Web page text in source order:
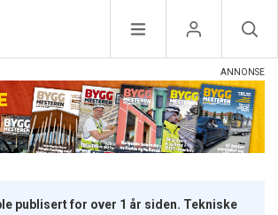
publisert for over 1 år siden. Tekniske